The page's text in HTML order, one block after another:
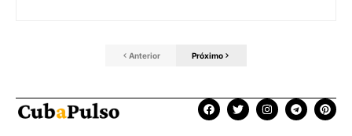
Anterior Próximo